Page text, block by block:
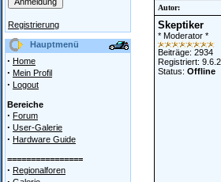
Registrierung
Hauptmenü
· Home
· Mein Profil
· Logout
Bereiche
· Forum
· User-Galerie
· Hardware Guide
================
· Regionalforen
Autor:
Skeptiker
* Moderator *
Beiträge: 2934
Registriert:
Status: Offline